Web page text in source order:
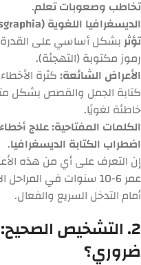
تخاطب وصعوبات تعلم.
الديسغرافيا اللغوية (Linguistic/Dyslexic Dysgraphia):
تؤثربشكل أساسي على القدرة
رموز مكتوبة (التهجئة).
الأعراض الشائعة:كثرة
كتابة الجمل والقصص بشكل
خاطئة لغويًا.
الكلمات المفتاحية:علاج
اضطراب الكتابة الديسغرافيا.
إن التعرف على أي من هذه
عمر 6-10 سنوات في المراحل الابتدائية بمدارس
أمام التدخل السريع والفعال.
2. التشخيص
ضروري؟